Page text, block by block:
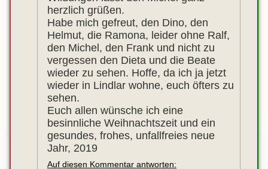
herzlich grüßen.
Habe mich gefreut, den Dino, den
Helmut, die Ramona, leider ohne Ralf,
den Michel, den Frank und nicht zu
vergessen den Dieta und die Beate
wieder zu sehen. Hoffe, da ich ja jetzt
wieder in Lindlar wohne, euch öfters zu
sehen.
Euch allen wünsche ich eine
besinnliche Weihnachtszeit und ein
gesundes, frohes, unfallfreies neue
Jahr, 2019
Auf diesen Kommentar antworten: